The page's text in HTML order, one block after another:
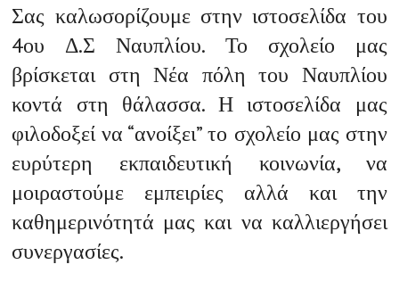
Σας καλωσορίζουμε στην ιστοσελίδα του
4ου Δ.Σ Ναυπλίου. Το σχολείο μας
βρίσκεται στη Νέα πόλη του Ναυπλίου
κοντά στη θάλασσα. Η ιστοσελίδα μας
φιλοδοξεί να “ανοίξει” το σχολείο μας στην
ευρύτερη εκπαιδευτική κοινωνία, να
μοιραστούμε εμπειρίες αλλά και την
καθημερινότητά μας και να καλλιεργήσει
συνεργασίες.